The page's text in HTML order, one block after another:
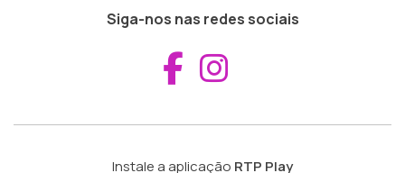
Siga-nos nas redes sociais
Aceder ao
Instale a aplicação RTP Play